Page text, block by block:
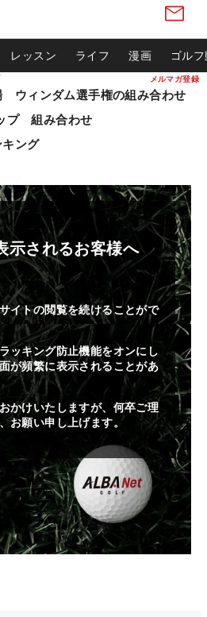
メルマガ登録
レッスン ライフ 漫画 ゴル
ウィンダム選手権の組み合わせ
プ 組み合わせ
ング
示されるお客様へ
イトの閲覧を続けることがで
ッキング防止機能をオンにし
が頻繁に表示されることがあ
かけいたしますが、何卒ご理
お願い申し上げます。